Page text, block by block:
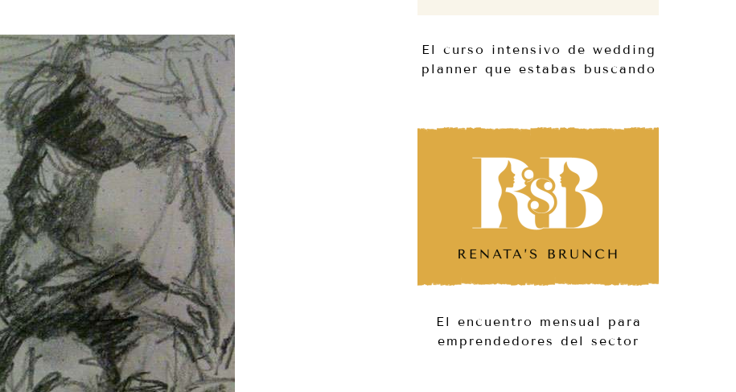
El curso intensivo de wedding
planner que estabas buscando
El encuentro mensual para
emprendedores del sector